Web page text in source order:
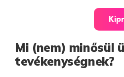
Mi (nem) minősül
tevékenységnek?